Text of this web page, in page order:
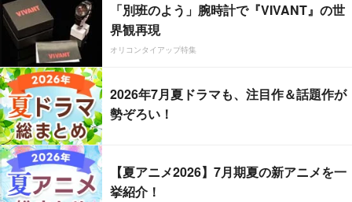
「別班のよう」腕時計で『VIVANT』の世
界観再現
オリコンタイアップ特集
2026年7月夏ドラマも、注目作＆話題作が
勢ぞろい！
【夏アニメ2026】7月期夏の新アニメを一
挙紹介！